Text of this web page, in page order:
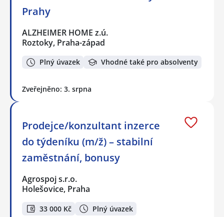
Prahy
ALZHEIMER HOME z.ú.
Roztoky, Praha-západ
Plný úvazek Vhodné také pro absolventy
Zveřejněno: 3. srpna
Prodejce/konzultant inzerce
do týdeníku (m/ž) – stabilní
zaměstnání, bonusy
Agrospoj s.r.o.
Holešovice, Praha
33 000 Kč Plný úvazek